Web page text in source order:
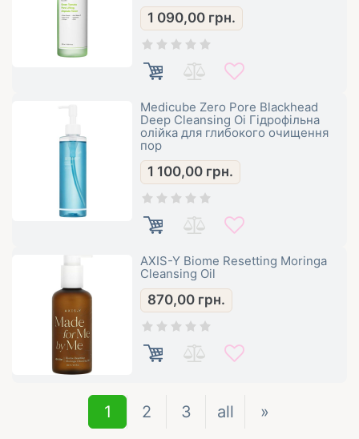
1 090,00 грн.
Medicube Zero Pore Blackhead
Deep Cleansing Oi Гідрофільна
олійка для глибокого очищення
пор
1 100,00 грн.
AXIS-Y Biome Resetting Moringa
Cleansing Oil
870,00 грн.
1 2 3 all »